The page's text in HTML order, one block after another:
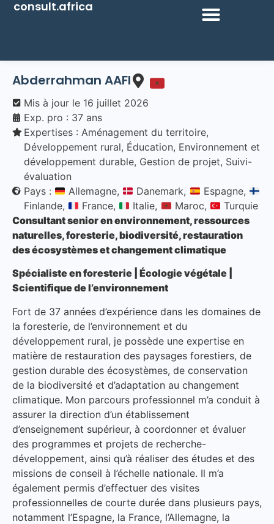
consult.africa
Abderrahman AAFI
Mis à jour le 16 juillet 2026
Exp. pro : 37 ans
Expertises : Aménagement du territoire,
Développement rural, Éducation, Environnement et
développement durable, Gestion de projet, Suivi-
évaluation
Pays :
Allemagne, Danemark,
Espagne,
Finlande,
France, Italie, Maroc,
Turquie
Consultant senior en environnement, ressources
naturelles, foresterie, biodiversité, restauration
des écosystèmes et changement climatique
Spécialiste en foresterie | Écologievégétale
Scientifique de l’environnement
Fort de 37 années d’expérience dans les domaines de
la foresterie, de l’environnement et du
développement rural, je possède une expertise en
matière de restauration des paysages forestiers, de
gestion durable des écosystèmes, de conservation
de la biodiversité et d’adaptation au changement
climatique. Mon parcours professionnel m’a conduit à
assurer la direction d’un établissement
d’enseignement supérieur, à coordonner et évaluer
des programmes et projets de recherche-
développement, ainsi qu’à réaliser des études et des
missions de conseil à l’échelle nationale. Il m’a
également permis d’effectuer des visites
professionnelles de courte durée dans plusieurs pays,
notamment l’Espagne, la France, l’Allemagne, la